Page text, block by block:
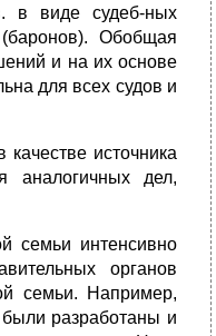
в виде судеб-ных
Обобщая
и на их основе
для всех судов и
источника
аналогичных дел,
семьи интенсивно
органов
семьи. Например,
разработаны и